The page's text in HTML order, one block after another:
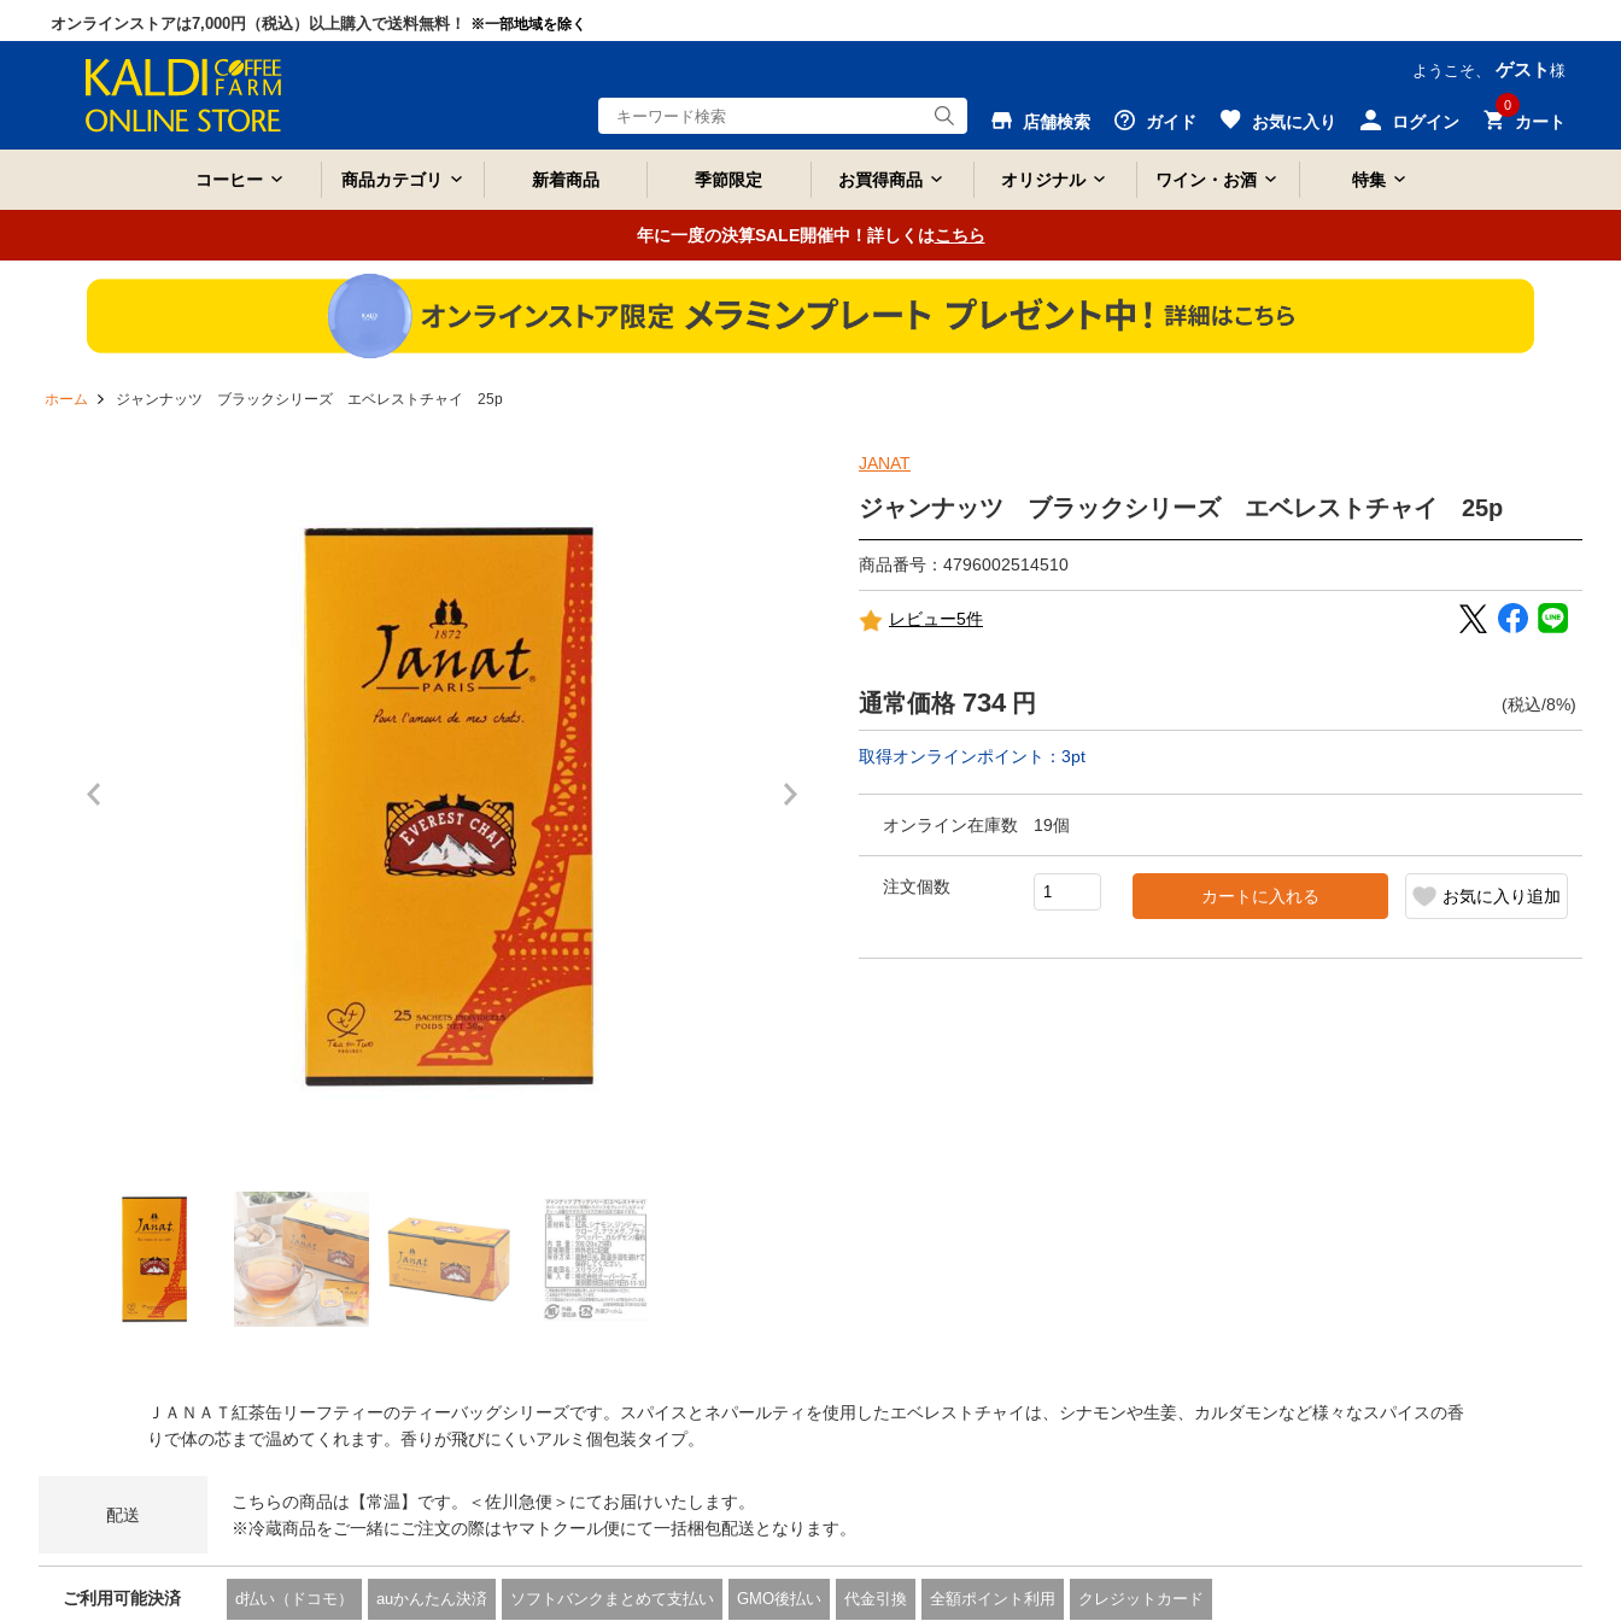
オンラインストアは7,000円（税込）以上購入で送料無料！ ※一部地域を除く
ようこそ、 ゲスト 様
店舗検索 ガイド お気に入り ログイン
0
カート
コーヒー 商品カテゴリ 新着商品 季節限定 お買得商品 オリジナル ワイン・お酒 特集
年に一度の決算SALE開催中！詳しくはこちら
ホーム ジャンナッツ ブラックシリーズ エベレストチャイ 25p
JANAT
ジャンナッツ ブラックシリーズ エベレストチャイ 25p
商品番号：4796002514510
レビュー5件
通常価格 734 円 (税込/8%)
取得オンラインポイント： 3pt
オンライン在庫数 19個
注文個数
カートに入れる お気に入り追加
ＪＡＮＡＴ紅茶缶リーフティーのティーバッグシリーズです。スパイスとネパールティを使用したエベレストチャイは、シナモンや生姜、カルダモンなど様々なスパイスの香
りで体の芯まで温めてくれます。香りが飛びにくいアルミ個包装タイプ。
配送
こちらの商品は【常温】です。＜佐川急便＞にてお届けいたします。
※冷蔵商品をご一緒にご注文の際はヤマトクール便にて一括梱包配送となります。
ご利用可能決済 d払い（ドコモ） auかんたん決済 ソフトバンクまとめて支払い GMO後払い 代金引換 全額ポイント利用 クレジットカード